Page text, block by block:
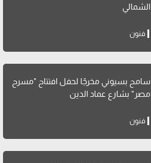
الشمالي
فنون
سامح بسيوني مخرجًا لحفل افتتاح "مسرح
مصر" بشارع عماد الدين
فنون